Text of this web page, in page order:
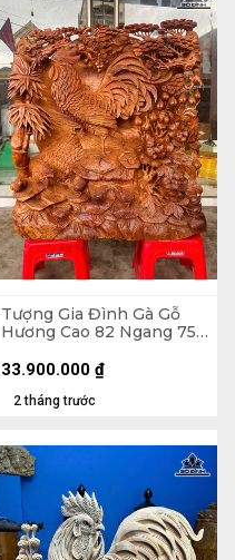
Tượng Gia Đình Gà Gỗ
Hương Cao 82 Ngang 75
2 tháng trước
33.900.000 ₫